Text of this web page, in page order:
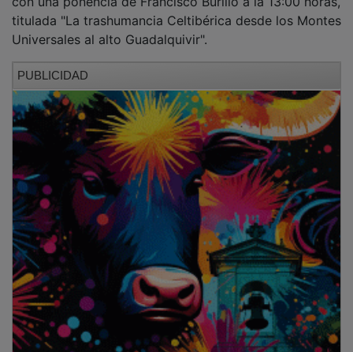
titulada "La trashumancia Celtibérica desde los Montes
Universales al alto Guadalquivir".